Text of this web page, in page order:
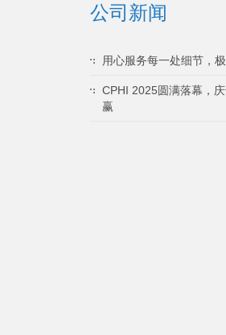
公司新闻
用心服务每一处细节，
CPHI 2025圆满落幕，
赢